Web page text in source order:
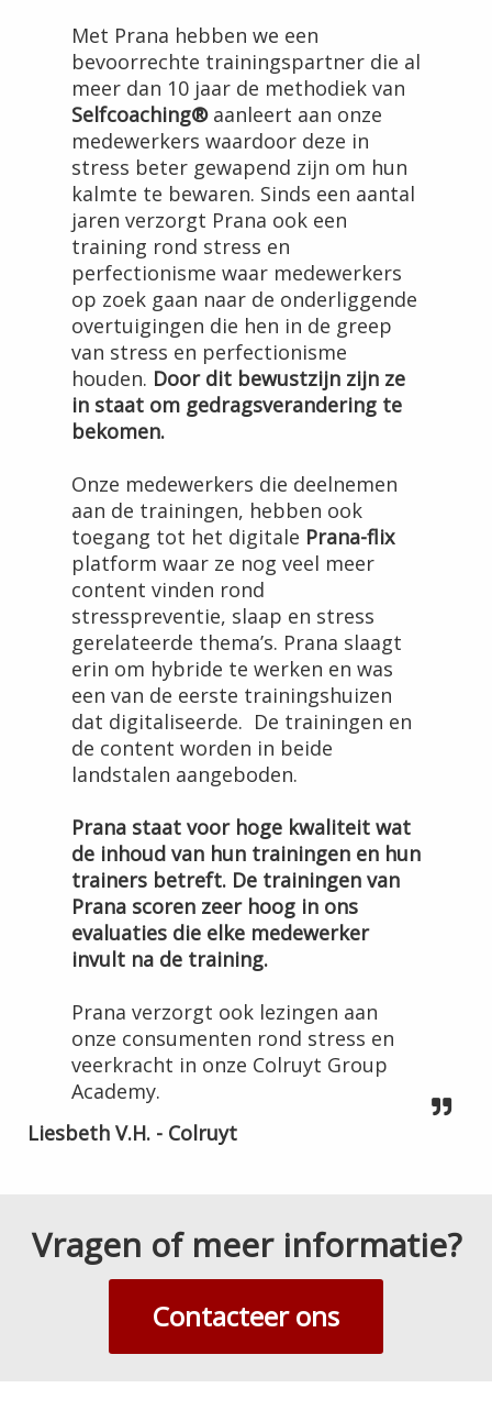
Met Prana hebben we een
bevoorrechte trainingspartner die al
meer dan 10 jaar de methodiek van
Selfcoaching®aanleert aan onze
medewerkers waardoor deze in
stress beter gewapend zijn om hun
kalmte te bewaren. Sinds een aantal
jaren verzorgt Prana ook een
training rond stress en
perfectionisme waar medewerkers
op zoek gaan naar de onderliggende
overtuigingen die hen in de greep
van stress en perfectionisme
houden. Door dit bewustzijn zijn ze
in staat om gedragsverandering te
bekomen.
Onze medewerkers die deelnemen
aan de trainingen, hebben ook
toegang tot het digitale Prana-flix
platform waar ze nog veel meer
content vinden rond
stresspreventie, slaap en stress
gerelateerde thema’s. Prana slaagt
erin om hybride te werken en was
een van de eerste trainingshuizen
dat digitaliseerde. De trainingen en
de content worden in beide
landstalen aangeboden.
Prana staat voor hoge kwaliteit wat
de inhoud van hun trainingen en hun
trainers betreft. De trainingen van
Prana scoren zeer hoog in ons
evaluaties die elke medewerker
invult na de training.
Prana verzorgt ook lezingen aan
onze consumenten rond stress en
veerkracht in onze Colruyt Group
Academy.
Liesbeth V.H. - Colruyt
Vragen of meer informatie?
Contacteer ons